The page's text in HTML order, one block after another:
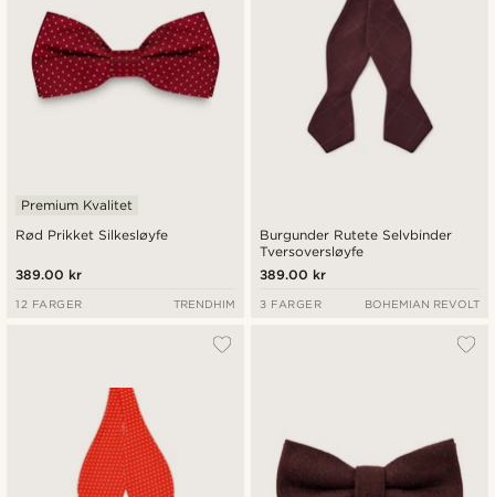
Rød Prikket Silkesløyfe
Premium Kvalitet
389.00 kr
12 FARGER TRENDHIM
Burgunder Rutete Selvbinder
Tversoversløyfe
389.00 kr
3 FARGER BOHEMIAN REVOLT